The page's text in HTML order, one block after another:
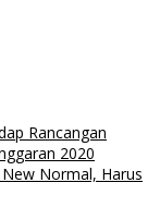
Rancangan
2020
Normal, Harus